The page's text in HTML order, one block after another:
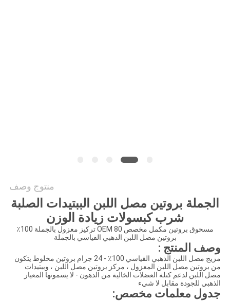
منتوج وصف
الجملة بروتين مصل اللبن الببتيدات الصلبة
شرب كبسولات زيادة الوزن
مسحوق بروتين مكمل مخصص OEM 80 تركيز معزول بالجملة 100٪
بروتين مصل اللبن الذهبي القياسي بالجملة
وصف المنتج :
مزيج مصل اللبن الذهبي القياسي 100٪ - 24 جرام بروتين مخلوط يتكون
من بروتين مصل اللبن المعزول ، مركز بروتين مصل اللبن ، وببتيدات
مصل اللبن لدعم كتلة العضلات الخالية من الدهون - لا يسمونها المعيار
الذهبي للجودة مقابل لا شيء
جدول معلمات مخصص: